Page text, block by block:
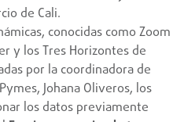
de Cali.
conocidas como Zoom
y los Tres Horizontes de
por la coordinadora de
Johana Oliveros, los
los datos previamente